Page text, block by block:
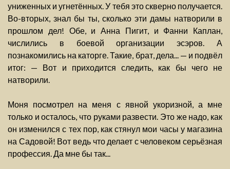
униженных и угнетённых. У тебя это скверно получается.
Во-вторых, знал бы ты, сколько эти дамы натворили в
прошлом дел! Обе, и Анна Пигит, и Фанни Каплан,
числились в боевой организации эсэров. А
познакомились на каторге. Такие, брат, дела... — и подвёл
итог: — Вот и приходится следить, как бы чего не
натворили.
Моня посмотрел на меня с явной укоризной, а мне
только и осталось, что руками развести. Это же надо, как
он изменился с тех пор, как стянул мои часы у магазина
на Садовой! Вот ведь что делает с человеком серьёзная
профессия. Да мне бы так...